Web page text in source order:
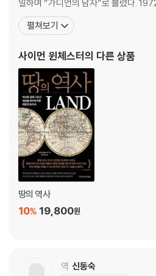
일하며 “가디언의 남자”로 불렸다.
‘피의 일요일’, 미국 정계를 뒤흔든 ‘워
현장을 취재했으며, 1982년 포클랜드
부터 영국 왕실 훈장OBE을 받았다.
펼쳐보기
사이먼 윈체스터의 다른 상품
땅의 역사
19,800원
10%
역 신동숙